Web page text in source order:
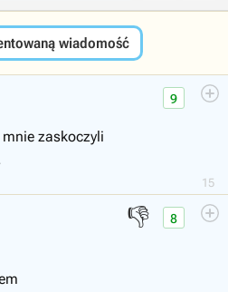
wiadomość
15
9
zaskoczyli
👎 8